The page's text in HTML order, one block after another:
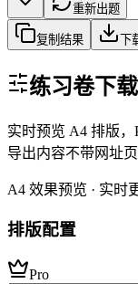
重新出题
复制结果
练习卷下
实时预览 A4 排版，
导出内容不带网址页
A4 效果预览 · 实时
排版配置
Pro